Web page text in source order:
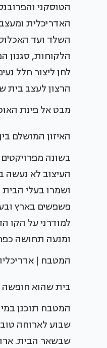
הטוסקני
האדריכלית
השלד ועד
הלקוחות, סגנון
לחן ליצור חלל
הרצון לעצב בית
מבט אל פינת
האיזון המושלם
בשונה
העיצוב לא נעשה
ושמרו בעלי
פשפשים בארץ
למודרני על הקו
ומנעה תחושה
המטבח |
בית שהוא חופשה
המטבח תוכנן
שבוע לארוחה
שבשאר הבית. ארון